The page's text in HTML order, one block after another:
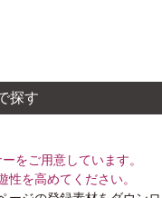
探す
をご用意しています。
性を高めてください。